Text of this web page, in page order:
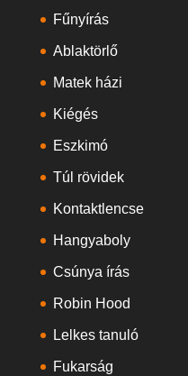
Fűnyírás
Ablaktörlő
Matek házi
Kiégés
Eszkimó
Túl rövidek
Kontaktlencse
Hangyaboly
Csúnya írás
Robin Hood
Lelkes tanuló
Fukarság